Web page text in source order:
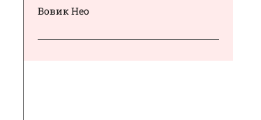
Вовик Нео